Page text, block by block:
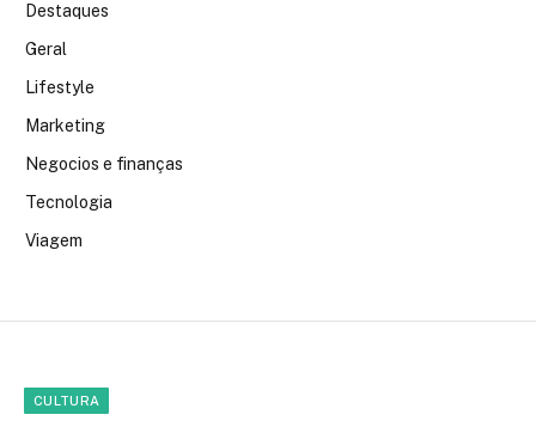
Destaques
Geral
Lifestyle
Marketing
Negocios e finanças
Tecnologia
Viagem
CULTURA